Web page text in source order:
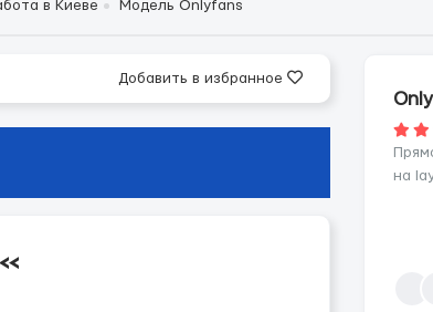
в Киеве Модель Onlyfans
Добавить в избранное
на